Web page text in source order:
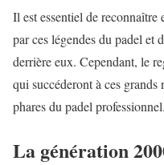
Il est essentiel de
par ces légendes du padel et
derrière eux. Cependant, le
qui succéderont à ces
phares du padel professionnel.
La génération